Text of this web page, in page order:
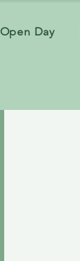
Open Day